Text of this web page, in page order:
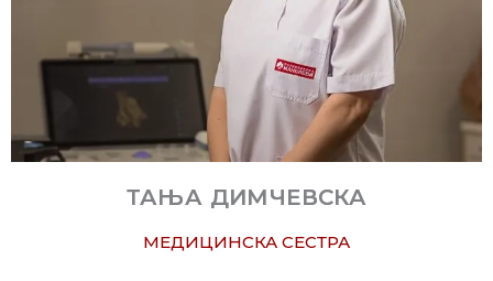
ТАЊА ДИМЧЕВСКА
МЕДИЦИНСКА СЕСТРА